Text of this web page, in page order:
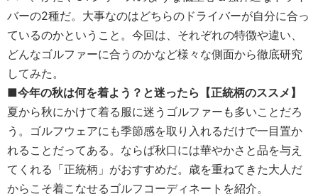
バーの2種だ。大事なのはどちらのドライバーが自分に合っ
ているのかということ。今回は、それぞれの特徴や違い、
どんなゴルファーに合うのかなど様々な側面から徹底研究
してみた。
■今年の秋は何を着よう？と迷ったら【正統柄のススメ】
夏から秋にかけて着る服に迷うゴルファーも多いことだろ
う。ゴルフウェアにも季節感を取り入れるだけで一目置か
れることだってある。ならば秋口には華やかさと品を与え
てくれる「正統柄」がおすすめだ。歳を重ねてきた大人だ
からこそ着こなせるゴルフコーディネートを紹介。